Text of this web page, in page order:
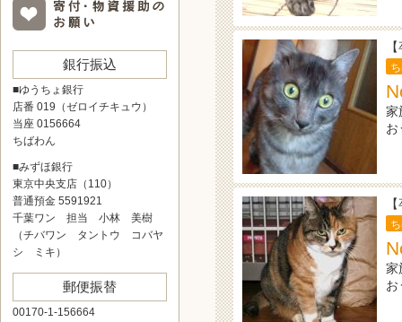
家
お
家
お
銀行振込
■ゆうちょ銀行
店番 019（ゼロイチキュウ）
当座 0156664
ちばわん
■みずほ銀行
東京中央支店（110）
普通預金 5591921
千葉ワン 担当 小林 美樹
（チバワン タントウ コバヤ
シ ミキ）
郵便振替
00170-1-156664